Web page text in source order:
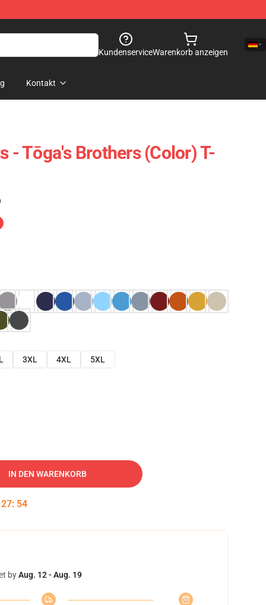
KundenserviceWarenkorb anzeigen
Kontakt
- Tōga's Brothers (color) T-
3XL 4XL
5XL
IN DEN WARENKORB
27: 53
byAug. 12 - Aug. 19